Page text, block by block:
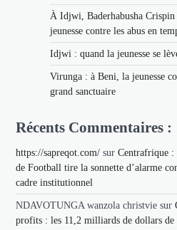
À Idjwi, Baderhabusha
jeunesse contre les abus en
Idjwi : quand la jeunesse se
Virunga : à Beni, la jeunesse
grand sanctuaire
Récents Commentaires :
https://sapreqot.com/ surCentrafrique :
de Football tire la sonnette d’alarme
cadre institutionnel
NDAVOTUNGA wanzola christvie sur
profits : les 11,2 milliards de dollars